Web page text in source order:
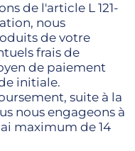
de l'article L 121-
nous
de votre
frais de
de paiement
initiale.
suite à la
nous engageons à
maximum de 14